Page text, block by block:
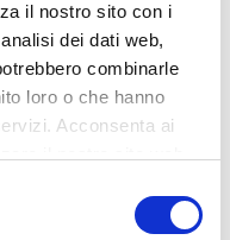
il nostro sito con i
dei dati web,
combinarle
loro o che hanno
Acconsenta ai
Next